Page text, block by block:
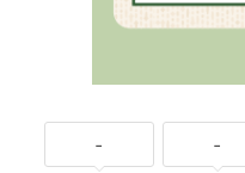
- -